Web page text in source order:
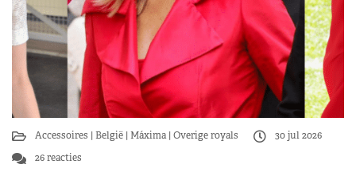
Accessoires België Máxima Overige royals
30 jul 2026
26 reacties